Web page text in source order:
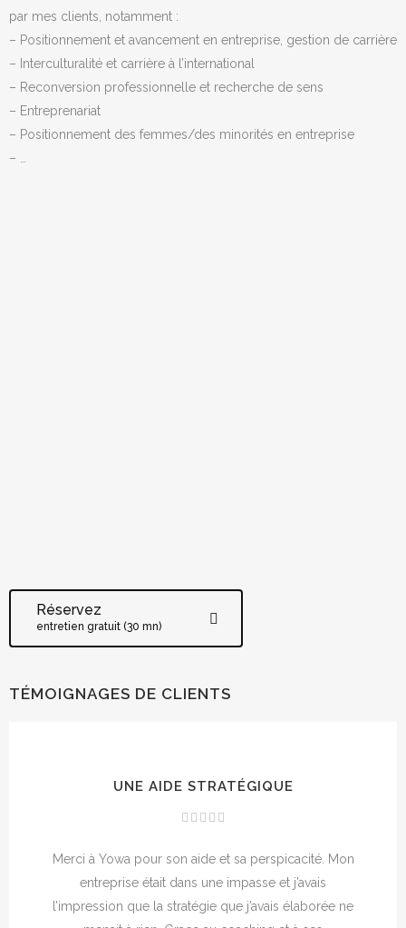
par mes clients, notamment :
– Positionnement et avancement en entreprise, gestion de carrière
– Interculturalité et carrière à l’international
– Reconversion professionnelle et recherche de sens
– Entreprenariat
– Positionnement des femmes/des minorités en entreprise
– …
Réservez
entretien gratuit (30 mn)
TÉMOIGNAGES DE CLIENTS
UNE AIDE STRATÉGIQUE
Merci à Yowa pour son aide et sa perspicacité. Mon
entreprise était dans une impasse et j’avais
l’impression que la stratégie que j’avais élaborée ne